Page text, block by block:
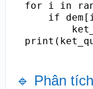
for i in
if
🔹 Phân